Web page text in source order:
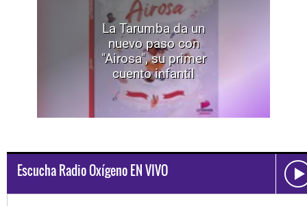
La Tarumba da un
nuevo paso con
"Airosa", su primer
cuento infantil
Escucha Radio Oxígeno EN VIVO